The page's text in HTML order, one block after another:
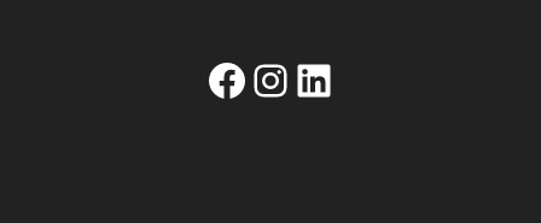
Facebook
Instagram
Linkedin